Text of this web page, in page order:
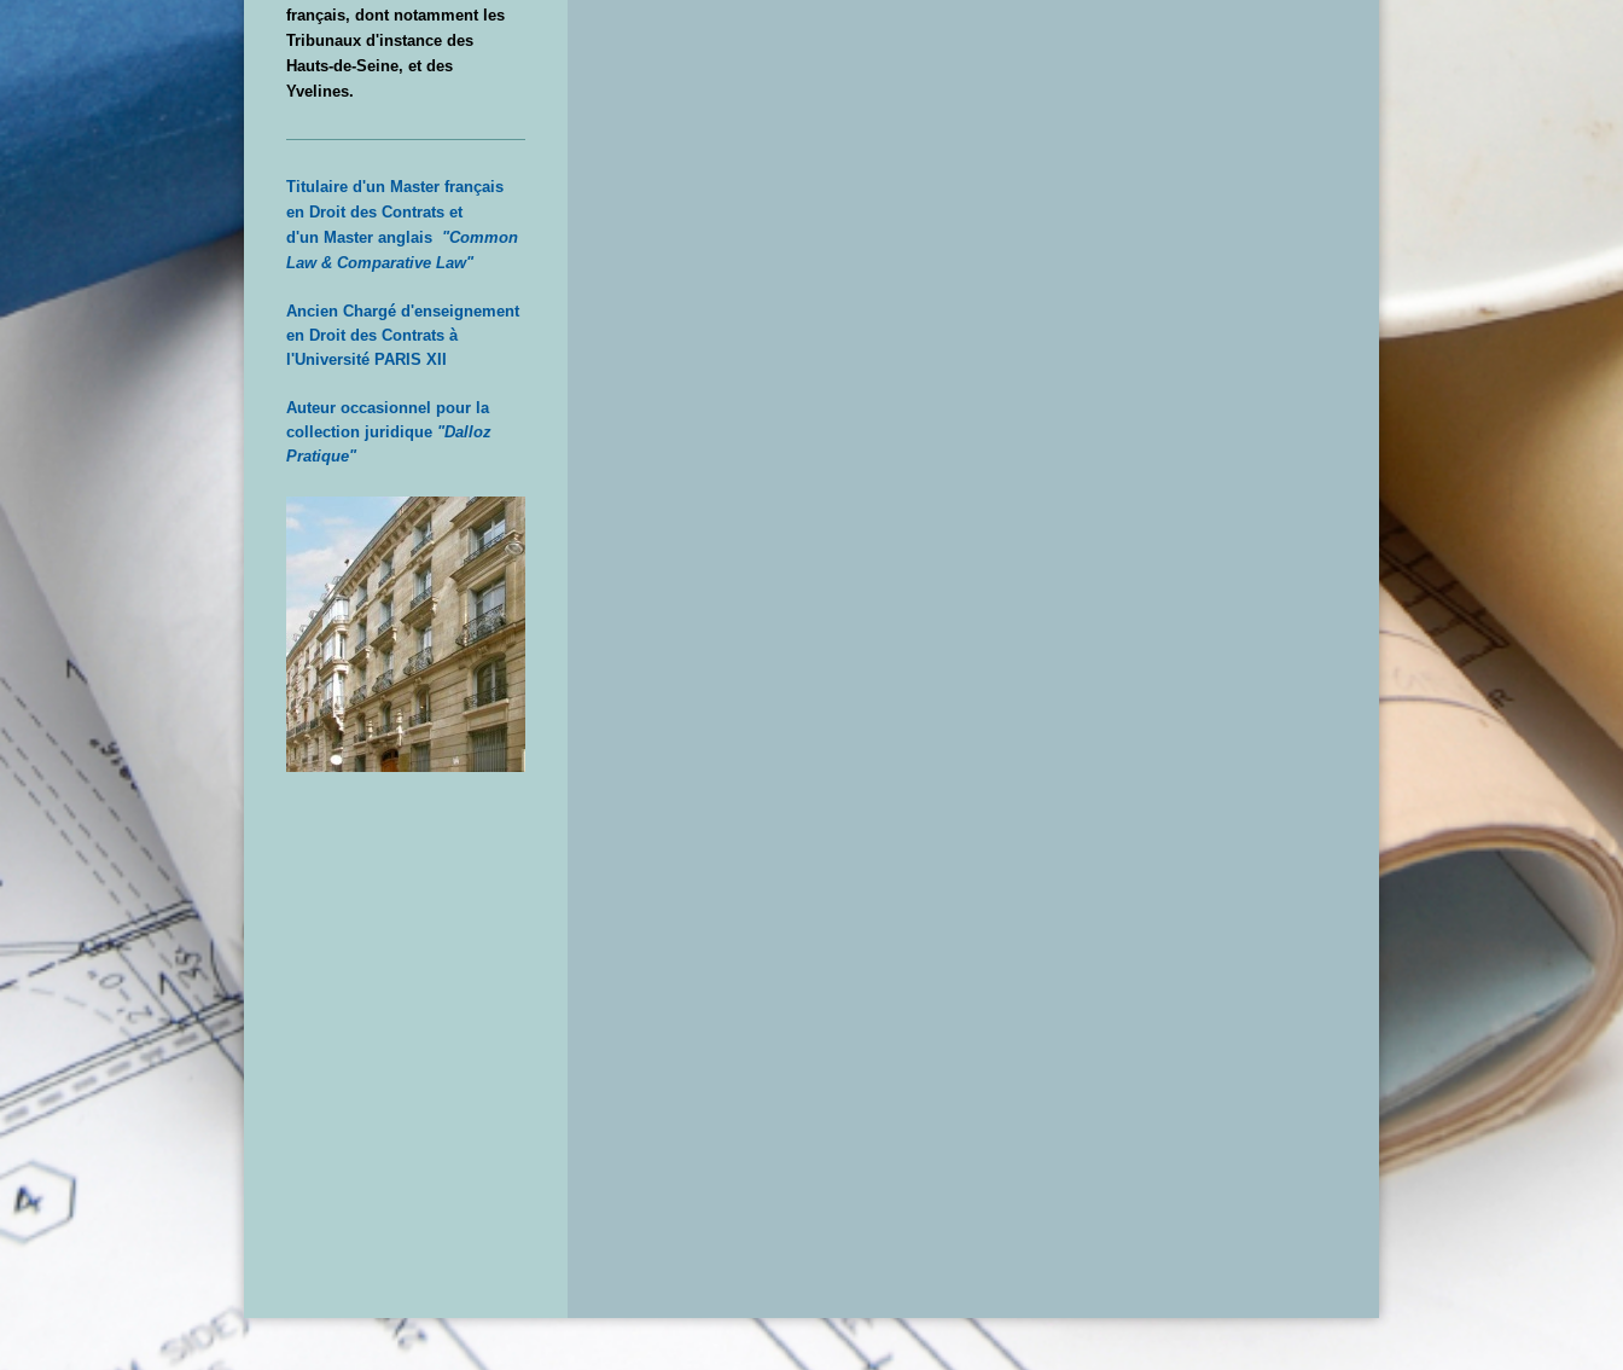
français, dont notamment les
Tribunaux d'instance des
Hauts-de-Seine, et des
Yvelines.
Titulaire d'un Master français
en Droit des Contrats et
d'un Master anglais "Common
Law & Comparative Law"
Ancien Chargé d'enseignement
en Droit des Contrats à
l'Université PARIS XII
Auteur occasionnel pour la
collection juridique "Dalloz
Pratique"